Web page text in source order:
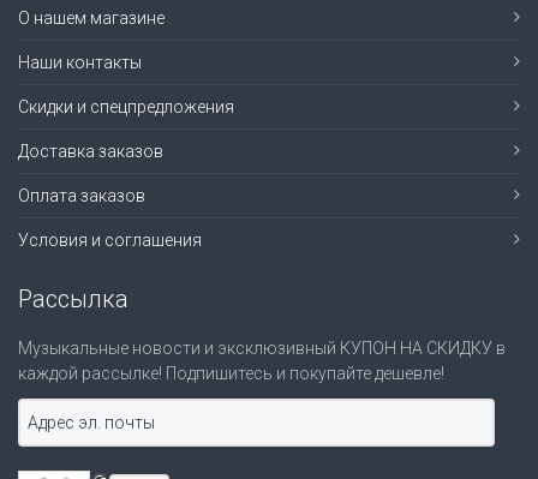
О нашем магазине
Наши контакты
Скидки и спецпредложения
Доставка заказов
Оплата заказов
Условия и соглашения
Рассылка
Музыкальные новости и эксклюзивный КУПОН НА СКИДКУ в
каждой рассылке! Подпишитесь и покупайте дешевле!